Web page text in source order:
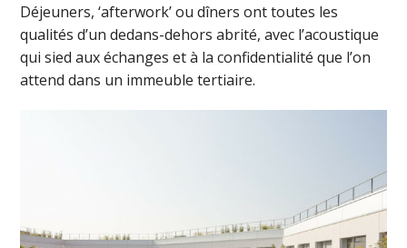
Déjeuners, ‘afterwork’ ou dîners ont toutes les
qualités d’un dedans-dehors abrité, avec l’acoustique
qui sied aux échanges et à la confidentialité que l’on
attend dans un immeuble tertiaire.